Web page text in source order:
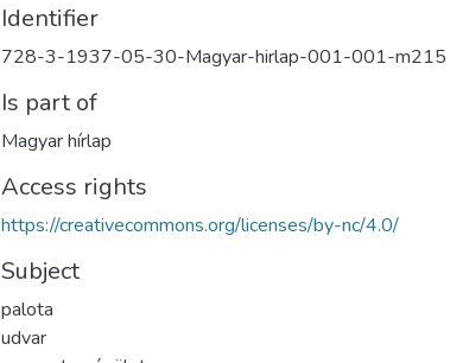
Identifier
728-3-1937-05-30-Magyar-hirlap-001-001-m215
Is part of
Magyar hírlap
Access rights
https://creativecommons.org/licenses/by-nc/4.0/
Subject
palota
udvar